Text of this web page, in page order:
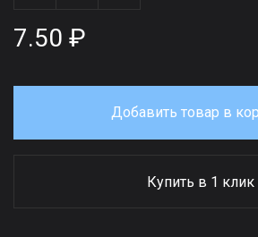
7.50 ₽
Добавить товар в
Купить в 1 клик